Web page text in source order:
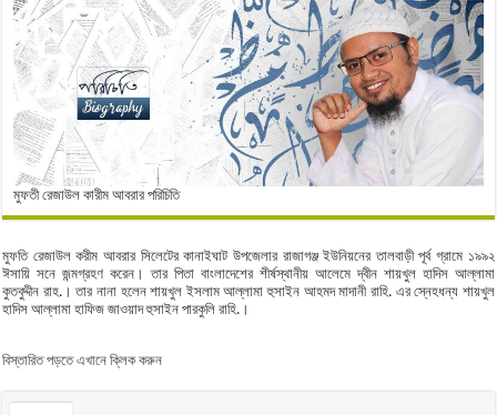
মুফতী রেজাউল কারীম আবরার পরিচিতি
মুফতি রেজাউল করীম আবরার সিলেটের কানাইঘাট উপজেলার রাজাগঞ্জ ইউনিয়নের তালবাড়ী পূর্ব গ্রামে ১৯৯২
ঈসায়ি সনে জন্মগ্রহণ করেন। তার পিতা বাংলাদেশের শীর্ষস্থানীয় আলেমে দ্বীন শায়খুল হাদিস আল্লামা
কুতবুদ্দীন রাহ.। তার নানা হলেন শায়খুল ইসলাম আল্লামা হুসাইন আহমদ মাদানী রাহি. এর স্নেহধন্য শায়খুল
হাদিস আল্লামা হাফিজ জাওয়াদ হুসাইন পারকুলি রাহি.।
বিস্তারিত পড়তে এখানে ক্লিক করুন